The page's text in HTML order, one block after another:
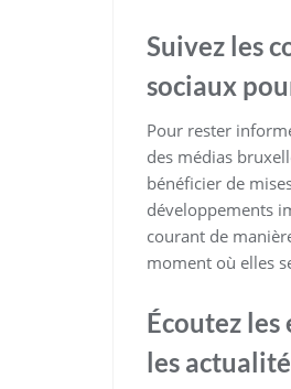
Suivez les
sociaux
Pour rester
des médias
bénéficier de
développements
courant de
moment où elles
Écoutez
les